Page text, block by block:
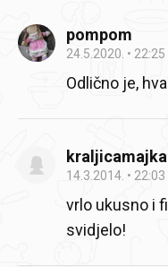
pompom
24.5.2020. 22:25
Odlično je,
kraljicamajka
14.3.2014. 22:03
vrlo ukusno i
svidjelo!